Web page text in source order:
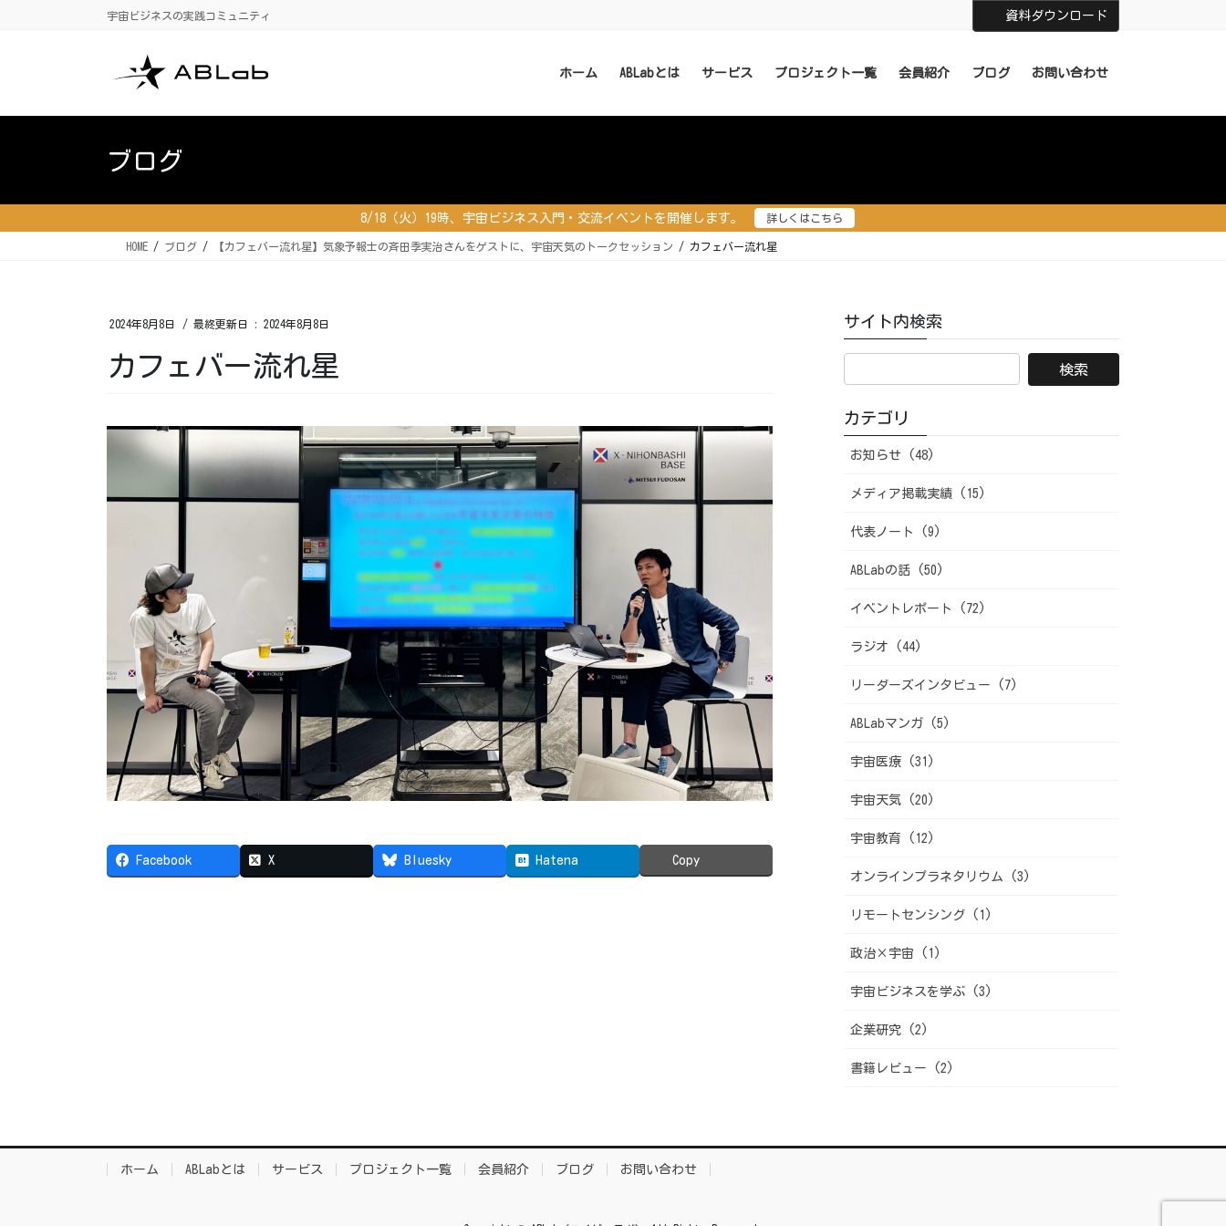
に
ョ
動
宇宙ビジネスの実践コミュニティ 資料ダウンロード
ホーム ABLabとは サービス プロジェクト一覧 会員紹介 ブログ お問い合わせ
ブログ
8/18（火）19時、宇宙ビジネス入門・交流イベントを開催します。 詳しくはこちら
HOME ブログ 【カフェバー流れ星】気象予報士の斉田季実治さんをゲストに、宇宙天気のトークセッション カフェバー流れ星
2024年8月8日 / 最終更新日 : 2024年8月8日
カフェバー流れ星
Facebook X Bluesky Hatena Copy
サイト内検索
カテゴリ
お知らせ (48)
メディア掲載実績 (15)
代表ノート (9)
ABLabの話 (50)
イベントレポート (72)
ラジオ (44)
リーダーズインタビュー (7)
ABLabマンガ (5)
宇宙医療 (31)
宇宙天気 (20)
宇宙教育 (12)
オンラインプラネタリウム (3)
リモートセンシング (1)
政治×宇宙 (1)
宇宙ビジネスを学ぶ (3)
企業研究 (2)
書籍レビュー (2)
ホーム ABLabとは サービス プロジェクト一覧 会員紹介 ブログ お問い合わせ